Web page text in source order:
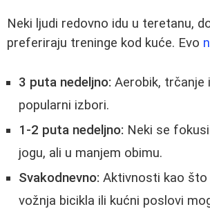
Neki ljudi redovno idu u teretanu,
preferiraju treninge kod kuće. Evo
3 puta nedeljno: Aerobik, trčanje
popularni izbori.
1-2 puta nedeljno: Neki se
jogu, ali u manjem obimu.
Svakodnevno: Aktivnosti kao što
vožnja bicikla ili kućni poslovi